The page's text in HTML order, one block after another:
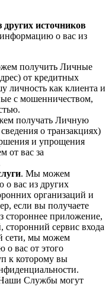
источников
о вас из
получить Личные
от кредитных
личность как клиента и
с мошенничеством,
получать Личную
о транзакциях)
и упрощения
от вас за
. Мы можем
вас из других
организаций и
если вы получаете
стороннее приложение,
сторонний сервис входа
сети, мы можем
вас от этого
к которому вы
Службы могут